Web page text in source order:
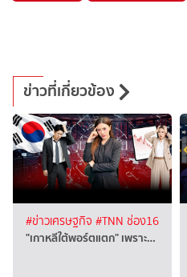
ข่าวที่เกี่ยวข้อง
#ข่าวเศรษฐกิจ #TNN ช่อง16
"เกาหลีใต้พอร์ตแตก" เพราะ…